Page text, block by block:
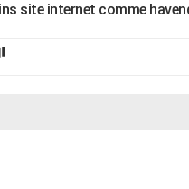
site internet comme